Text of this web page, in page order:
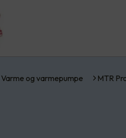
Varme og varmepumpe MTR